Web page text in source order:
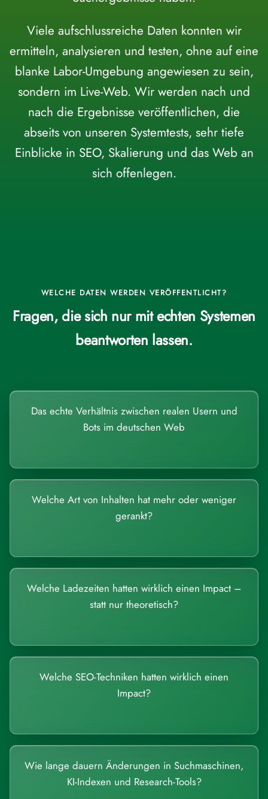
Viele aufschlussreiche Daten konnten wir
ermitteln, analysieren und testen, ohne auf eine
blanke Labor-Umgebung angewiesen zu sein,
sondern im Live-Web. Wir werden nach und
nach die Ergebnisse veröffentlichen, die
abseits von unseren Systemtests, sehr tiefe
Einblicke in SEO, Skalierung und das Web an
sich offenlegen.
WELCHE DATEN WERDEN VERÖFFENTLICHT?
Fragen, die sich nur mit echten Systemen
beantworten lassen.
Das echte Verhältnis zwischen realen Usern und
Bots im deutschen Web
Welche Art von Inhalten hat mehr oder weniger
gerankt?
Welche Ladezeiten hatten wirklich einen Impact –
statt nur theoretisch?
Welche SEO-Techniken hatten wirklich einen
Impact?
Wie lange dauern Änderungen in Suchmaschinen,
KI-Indexen und Research-Tools?